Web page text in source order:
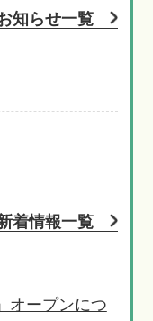
知らせ一覧
着情報一覧
オープンにつ